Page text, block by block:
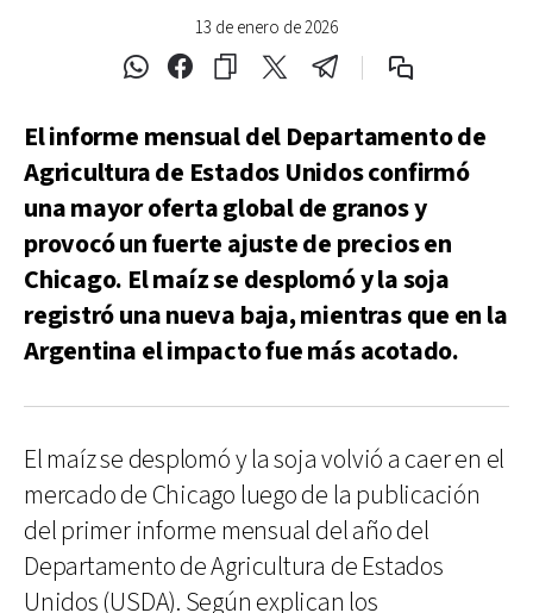
13 de enero de 2026
El informe mensual del Departamento de
Agricultura de Estados Unidos confirmó
una mayor oferta global de granos y
provocó un fuerte ajuste de precios en
Chicago. El maíz se desplomó y la soja
registró una nueva baja, mientras que en la
Argentina el impacto fue más acotado.
El maíz se desplomó y la soja volvió a caer en el
mercado de Chicago luego de la publicación
del primer informe mensual del año del
Departamento de Agricultura de Estados
Unidos (USDA). Según explican los